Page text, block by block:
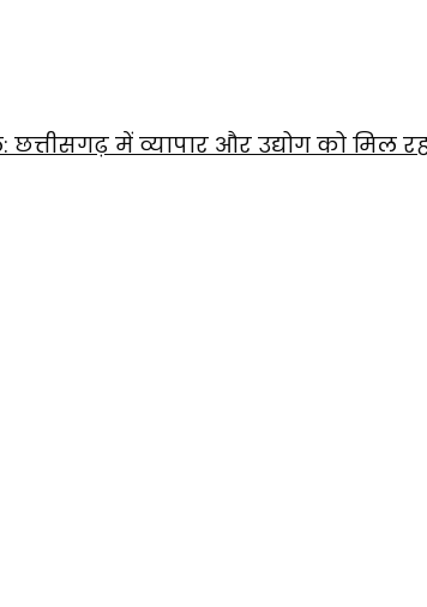
छत्तीसगढ़ में व्यापार और उद्योग को मिल